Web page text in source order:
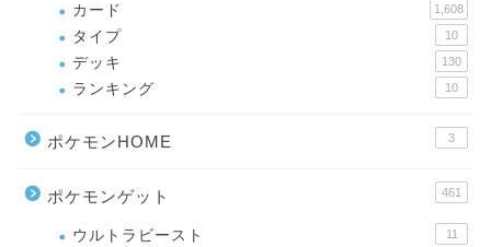
カード 1,608
タイプ 10
デッキ 130
ランキング 10
ポケモンHOME 3
ポケモンゲット 461
ウルトラビースト 11